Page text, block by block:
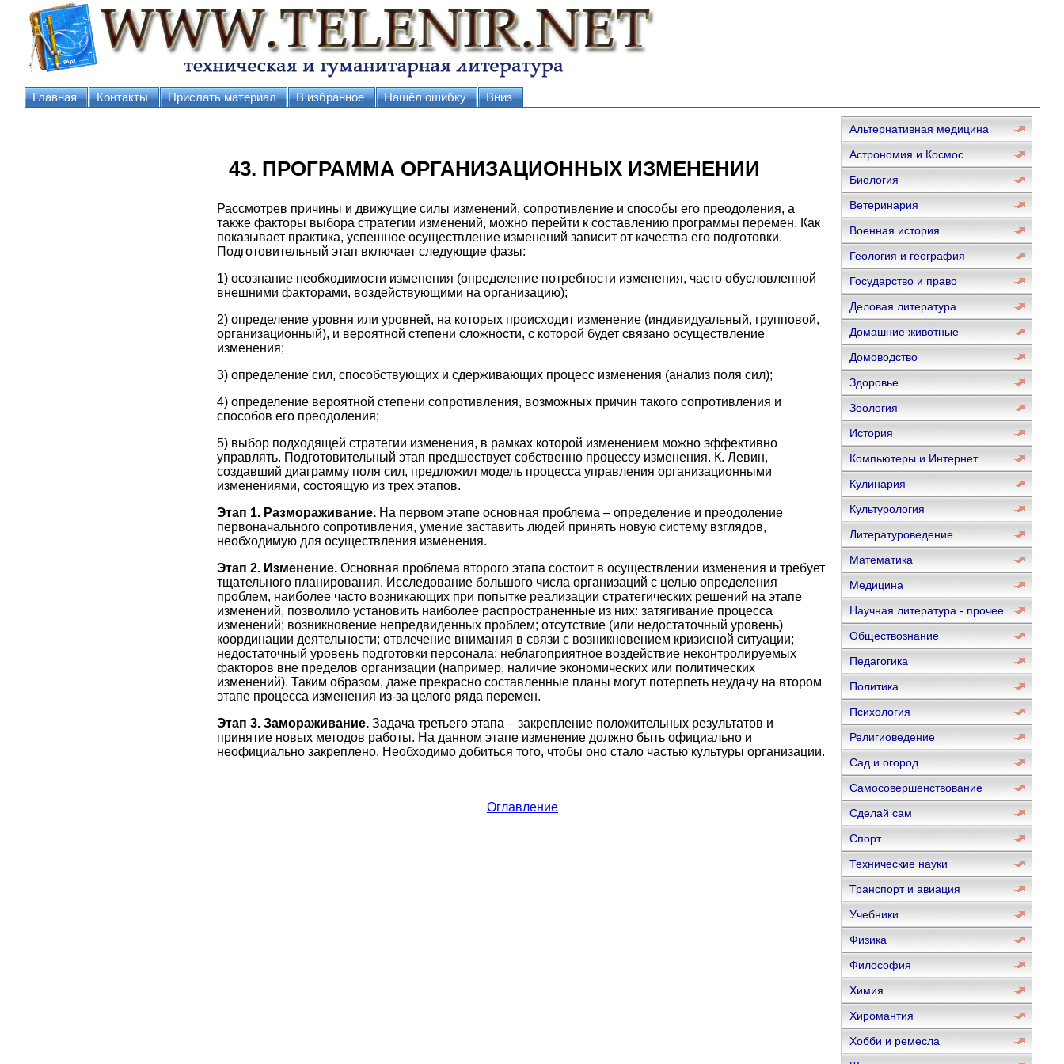
Главная Контакты Прислать материал В избранное Нашёл ошибку Вниз
43. ПРОГРАММА ОРГАНИЗАЦИОННЫХ ИЗМЕНЕНИИ
Рассмотрев причины и движущие силы изменений, сопротивление и способы его преодоления, а
также факторы выбора стратегии изменений, можно перейти к составлению программы перемен. Как
показывает практика, успешное осуществление изменений зависит от качества его подготовки.
Подготовительный этап включает следующие фазы:
1) осознание необходимости изменения (определение потребности изменения, часто обусловленной
внешними факторами, воздействующими на организацию);
2) определение уровня или уровней, на которых происходит изменение (индивидуальный, групповой,
организационный), и вероятной степени сложности, с которой будет связано осуществление
изменения;
3) определение сил, способствующих и сдерживающих процесс изменения (анализ поля сил);
4) определение вероятной степени сопротивления, возможных причин такого сопротивления и
способов его преодоления;
5) выбор подходящей стратегии изменения, в рамках которой изменением можно эффективно
управлять. Подготовительный этап предшествует собственно процессу изменения. К. Левин,
создавший диаграмму поля сил, предложил модель процесса управления организационными
изменениями, состоящую из трех этапов.
Этап 1. Размораживание. На первом этапе основная проблема – определение и преодоление
первоначального сопротивления, умение заставить людей принять новую систему взглядов,
необходимую для осуществления изменения.
Этап 2. Изменение. Основная проблема второго этапа состоит в осуществлении изменения и требует
тщательного планирования. Исследование большого числа организаций с целью определения
проблем, наиболее часто возникающих при попытке реализации стратегических решений на этапе
изменений, позволило установить наиболее распространенные из них: затягивание процесса
изменений; возникновение непредвиденных проблем; отсутствие (или недостаточный уровень)
координации деятельности; отвлечение внимания в связи с возникновением кризисной ситуации;
недостаточный уровень подготовки персонала; неблагоприятное воздействие неконтролируемых
факторов вне пределов организации (например, наличие экономических или политических
изменений). Таким образом, даже прекрасно составленные планы могут потерпеть неудачу на втором
этапе процесса изменения из-за целого ряда перемен.
Этап 3. Замораживание. Задача третьего этапа – закрепление положительных результатов и
принятие новых методов работы. На данном этапе изменение должно быть официально и
неофициально закреплено. Необходимо добиться того, чтобы оно стало частью культуры организации.
Оглавление
Альтернативная медицина
Астрономия и Космос
Биология
Ветеринария
Военная история
Геология и география
Государство и право
Деловая литература
Домашние животные
Домоводство
Здоровье
Зоология
История
Компьютеры и Интернет
Кулинария
Культурология
Литературоведение
Математика
Медицина
Научная литература - прочее
Обществознание
Педагогика
Политика
Психология
Религиоведение
Сад и огород
Самосовершенствование
Сделай сам
Спорт
Технические науки
Транспорт и авиация
Учебники
Физика
Философия
Химия
Хиромантия
Хобби и ремесла